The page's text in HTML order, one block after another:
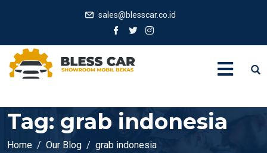
sales@blesscar.co.id
Tag: grab indonesia
Home Our Blog grab indonesia